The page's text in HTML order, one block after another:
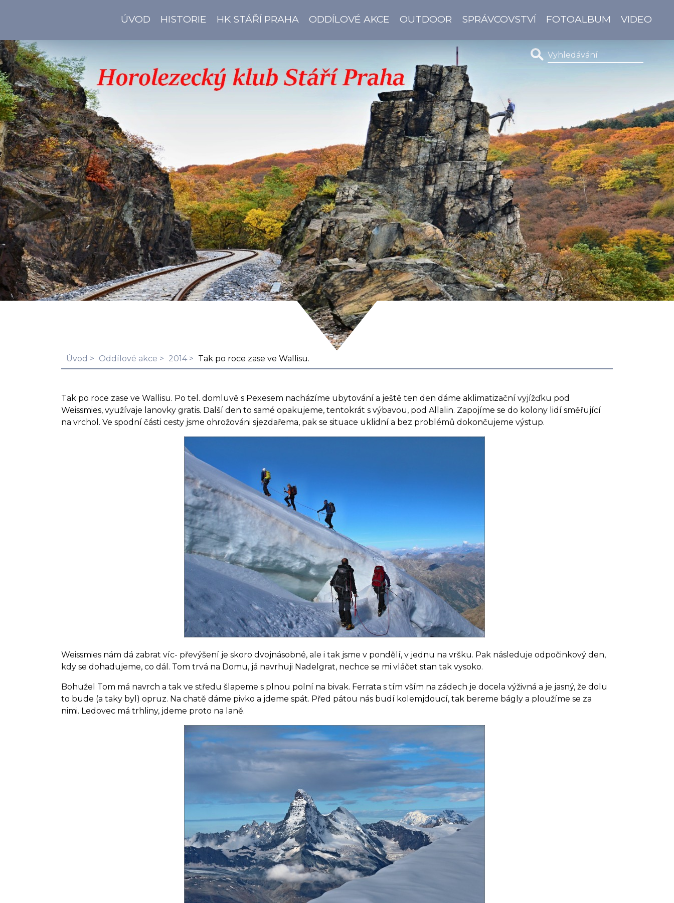
ÚVOD HISTORIE HK STÁŘÍ PRAHA ODDÍLOVÉ AKCE OUTDOOR SPRÁVCOVSTVÍ FOTOALBUM VIDEO
Úvod Oddílové akce 2014 Tak po roce zase ve Wallisu.
Tak po roce zase ve Wallisu. Po tel. domluvě s Pexesem nacházíme ubytování a ještě ten den dáme aklimatizační vyjížďku pod
Weissmies, využívaje lanovky gratis. Další den to samé opakujeme, tentokrát s výbavou, pod Allalin. Zapojíme se do kolony lidí směřující
na vrchol. Ve spodní části cesty jsme ohrožováni sjezdařema, pak se situace uklidní a bez problémů dokončujeme výstup.
Weissmies nám dá zabrat víc- převýšení je skoro dvojnásobné, ale i tak jsme v pondělí, v jednu na vršku. Pak následuje odpočinkový den,
kdy se dohadujeme, co dál. Tom trvá na Domu, já navrhuji Nadelgrat, nechce se mi vláčet stan tak vysoko.
Bohužel Tom má navrch a tak ve středu šlapeme s plnou polní na bivak. Ferrata s tím vším na zádech je docela výživná a je jasný, že dolu
to bude (a taky byl) opruz. Na chatě dáme pivko a jdeme spát. Před pátou nás budí kolemjdoucí, tak bereme bágly a ploužíme se za
nimi. Ledovec má trhliny, jdeme proto na laně.